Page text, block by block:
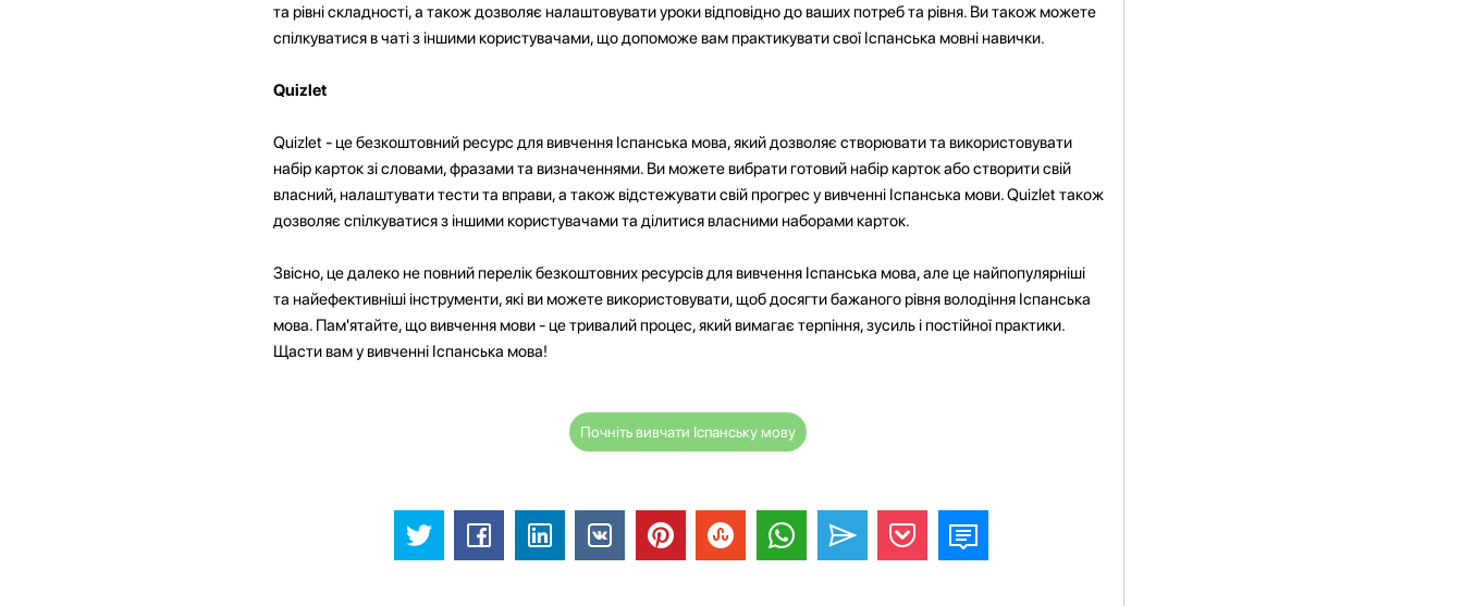
та рівні складності, а також дозволяє налаштовувати уроки відповідно до ваших потреб та рівня. Ви також можете
спілкуватися в чаті з іншими користувачами, що допоможе вам практикувати свої Іспанська мовні навички.
Quizlet
Quizlet - це безкоштовний ресурс для вивчення Іспанська мова, який дозволяє створювати та використовувати
набір карток зі словами, фразами та визначеннями. Ви можете вибрати готовий набір карток або створити свій
власний, налаштувати тести та вправи, а також відстежувати свій прогрес у вивченні Іспанська мови. Quizlet також
дозволяє спілкуватися з іншими користувачами та ділитися власними наборами карток.
Звісно, це далеко не повний перелік безкоштовних ресурсів для вивчення Іспанська мова, але це найпопулярніші
та найефективніші інструменти, які ви можете використовувати, щоб досягти бажаного рівня володіння Іспанська
мова. Пам'ятайте, що вивчення мови - це тривалий процес, який вимагає терпіння, зусиль і постійної практики.
Щасти вам у вивченні Іспанська мова!
Почніть вивчати Іспанську мову